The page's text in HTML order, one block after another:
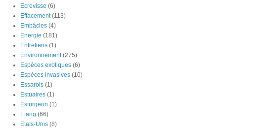
Ecrevisse (6)
Effacement (113)
Embâcles (4)
Energie (181)
Entretiens (1)
Environnement (275)
Espèces exotiques (6)
Espèces invasives (10)
Essarois (1)
Estuaires (1)
Esturgeon (1)
Etang (66)
Etats-Unis (8)